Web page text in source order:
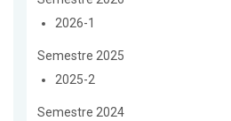
2026-1
Semestre 2025
2025-2
Semestre 2024